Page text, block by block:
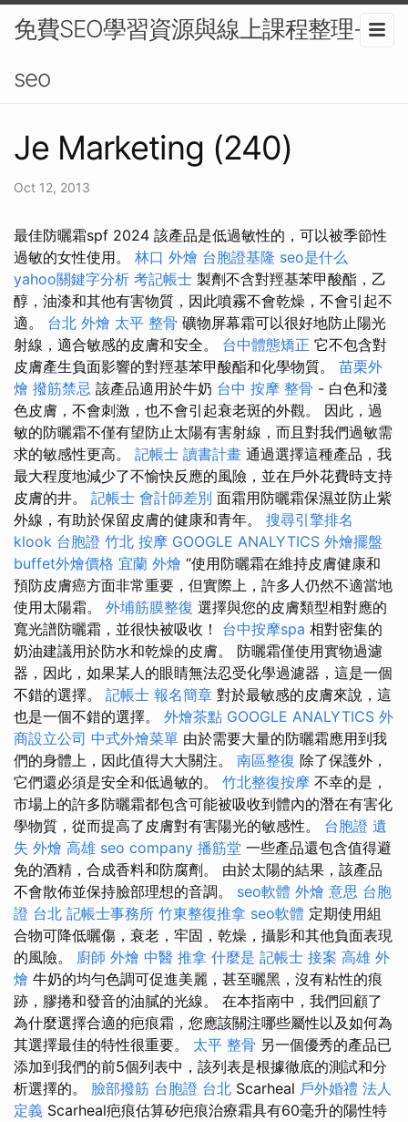
免費SEO學習資源與線上課程整理-
seo
Je Marketing (240)
Oct 12, 2013
最佳防曬霜spf 2024 該產品是低過敏性的，可以被季節性
過敏的女性使用。 林口 外燴 台胞證基隆 seo是什么
yahoo關鍵字分析 考記帳士 製劑不含對羥基苯甲酸酯，乙
醇，油漆和其他有害物質，因此噴霧不會乾燥，不會引起不
適。 台北 外燴 太平 整骨 礦物屏幕霜可以很好地防止陽光
射線，適合敏感的皮膚和安全。 台中體態矯正 它不包含對
皮膚產生負面影響的對羥基苯甲酸酯和化學物質。 苗栗外
燴 撥筋禁忌 該產品適用於牛奶 台中 按摩 整骨 - 白色和淺
色皮膚，不會刺激，也不會引起衰老斑的外觀。 因此，過
敏的防曬霜不僅有望防止太陽有害射線，而且對我們過敏需
求的敏感性更高。 記帳士 讀書計畫 通過選擇這種產品，我
最大程度地減少了不愉快反應的風險，並在戶外花費時支持
皮膚的井。 記帳士 會計師差別 面霜用防曬霜保濕並防止紫
外線，有助於保留皮膚的健康和青年。 搜尋引擎排名
klook 台胞證 竹北 按摩 GOOGLE ANALYTICS 外燴擺盤
buffet外燴價格 宜蘭 外燴 “使用防曬霜在維持皮膚健康和
預防皮膚癌方面非常重要，但實際上，許多人仍然不適當地
使用太陽霜。 外埔筋膜整復 選擇與您的皮膚類型相對應的
寬光譜防曬霜，並很快被吸收！ 台中按摩spa 相對密集的
奶油建議用於防水和乾燥的皮膚。 防曬霜僅使用實物過濾
器，因此，如果某人的眼睛無法忍受化學過濾器，這是一個
不錯的選擇。 記帳士 報名簡章 對於最敏感的皮膚來說，這
也是一個不錯的選擇。 外燴茶點 GOOGLE ANALYTICS 外
商設立公司 中式外燴菜單 由於需要大量的防曬霜應用到我
們的身體上，因此值得大大關注。 南區整復 除了保護外，
它們還必須是安全和低過敏的。 竹北整復按摩 不幸的是，
市場上的許多防曬霜都包含可能被吸收到體內的潛在有害化
學物質，從而提高了皮膚對有害陽光的敏感性。 台胞證 遺
失 外燴 高雄 seo company 播筋堂 一些產品還包含值得避
免的酒精，合成香料和防腐劑。 由於太陽的結果，該產品
不會散佈並保持臉部理想的音調。 seo軟體 外燴 意思 台胞
證 台北 記帳士事務所 竹東整復推拿 seo軟體 定期使用組
合物可降低曬傷，衰老，牢固，乾燥，攝影和其他負面表現
的風險。 廚師 外燴 中醫 推拿 什麼是 記帳士 接案 高雄 外
燴 牛奶的均勻色調可促進美麗，甚至曬黑，沒有粘性的痕
跡，膠捲和發音的油膩的光線。 在本指南中，我們回顧了
為什麼選擇合適的疤痕霜，您應該關注哪些屬性以及如何為
其選擇最佳的特性很重要。 太平 整骨 另一個優秀的產品已
添加到我們的前5個列表中，該列表是根據徹底的測試和分
析選擇的。 臉部撥筋 台胞證 台北 Scarheal 戶外婚禮 法人
定義 Scarheal疤痕估算矽疤痕治療霜具有60毫升的陽性特